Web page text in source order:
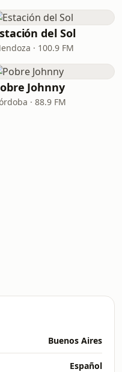
del Sol
· 100.9 FM
Johnny
· 88.9 FM
Buenos Aires
Español